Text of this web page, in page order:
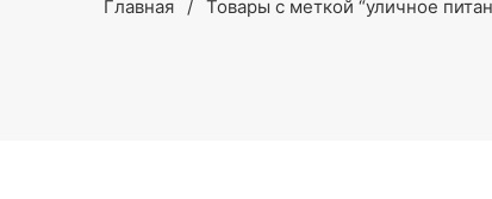
Главная Товары с меткой “уличное